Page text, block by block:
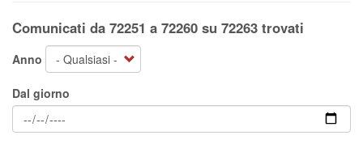
Comunicati da 72251 a 72260 su 72263 trovati
Anno
Dal giorno